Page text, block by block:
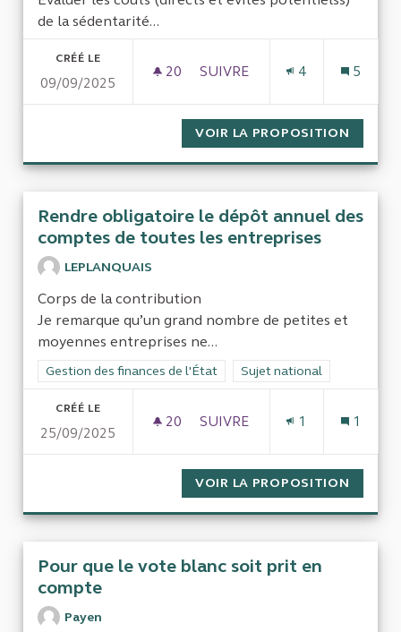
de la sédentarité...
CRÉÉ LE
09/09/2025
20 20 ABONNÉS
SUIVRE
4 5
VOIR LA PROPOSITION
Rendre obligatoire le dépôt annuel des
comptes de toutes les entreprises
LEPLANQUAIS
Corps de la contribution
Je remarque qu’un grand nombre de petites et
moyennes entreprises ne...
Filtrer les résultats de la catégorie : Gestion des finances de
Gestion des finances de l'État Filtrer les résultats pour le
Sujet national
CRÉÉ LE
25/09/2025
20 20 ABONNÉS
SUIVRE
1 1
VOIR LA PROPOSITION
Pour que le vote blanc soit prit en
compte
Payen